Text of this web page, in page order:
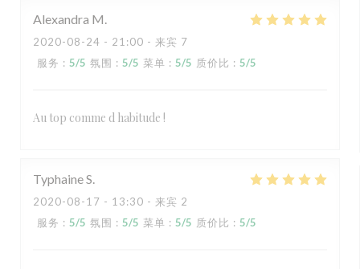
Alexandra M
2020-08-24 - 21:00 - 来宾 7
服务 : 5/5 氛围 : 5/5 菜单 : 5/5 质价比 : 5/5
Au top comme d habitude !
TyphaineS
2020-08-17 - 13:30 - 来宾 2
服务 : 5/5 氛围 : 5/5 菜单 : 5/5 质价比 : 5/5